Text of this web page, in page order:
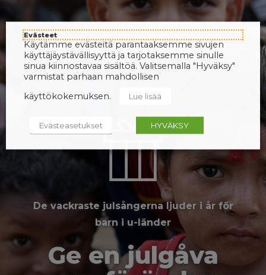
De vackraste julsångerna ljuder i år för
barn i u-länder
Ge en julgåva
Evästeet
Käytämme evästeitä parantaaksemme sivujen
käyttäjäystävällisyyttä ja tarjotaksemme sinulle
sinua kiinnostavaa sisältöä. Valitsemalla "Hyväksy"
varmistat parhaan mahdollisen
käyttökokemuksen.
Lue lisää
Evästeasetukset HYVÄKSY